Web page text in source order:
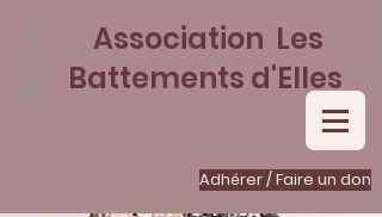
Adhérer / Faire un don
Association Les
Battements d'Elles